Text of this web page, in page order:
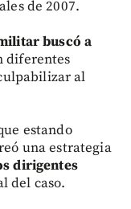
de 2007.
buscó a
diferentes
al
estando
una estrategia
dirigentes
del caso.